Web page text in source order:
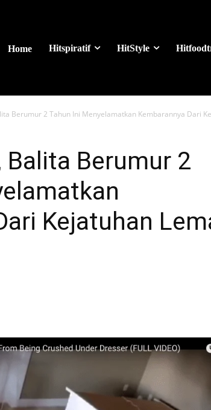
Home Hitspiratif HitStyle
Berumur 2 Tahun Ini Menyelamatkan Kembarannya Dari
Balita Berumur 2
Kejatuhan